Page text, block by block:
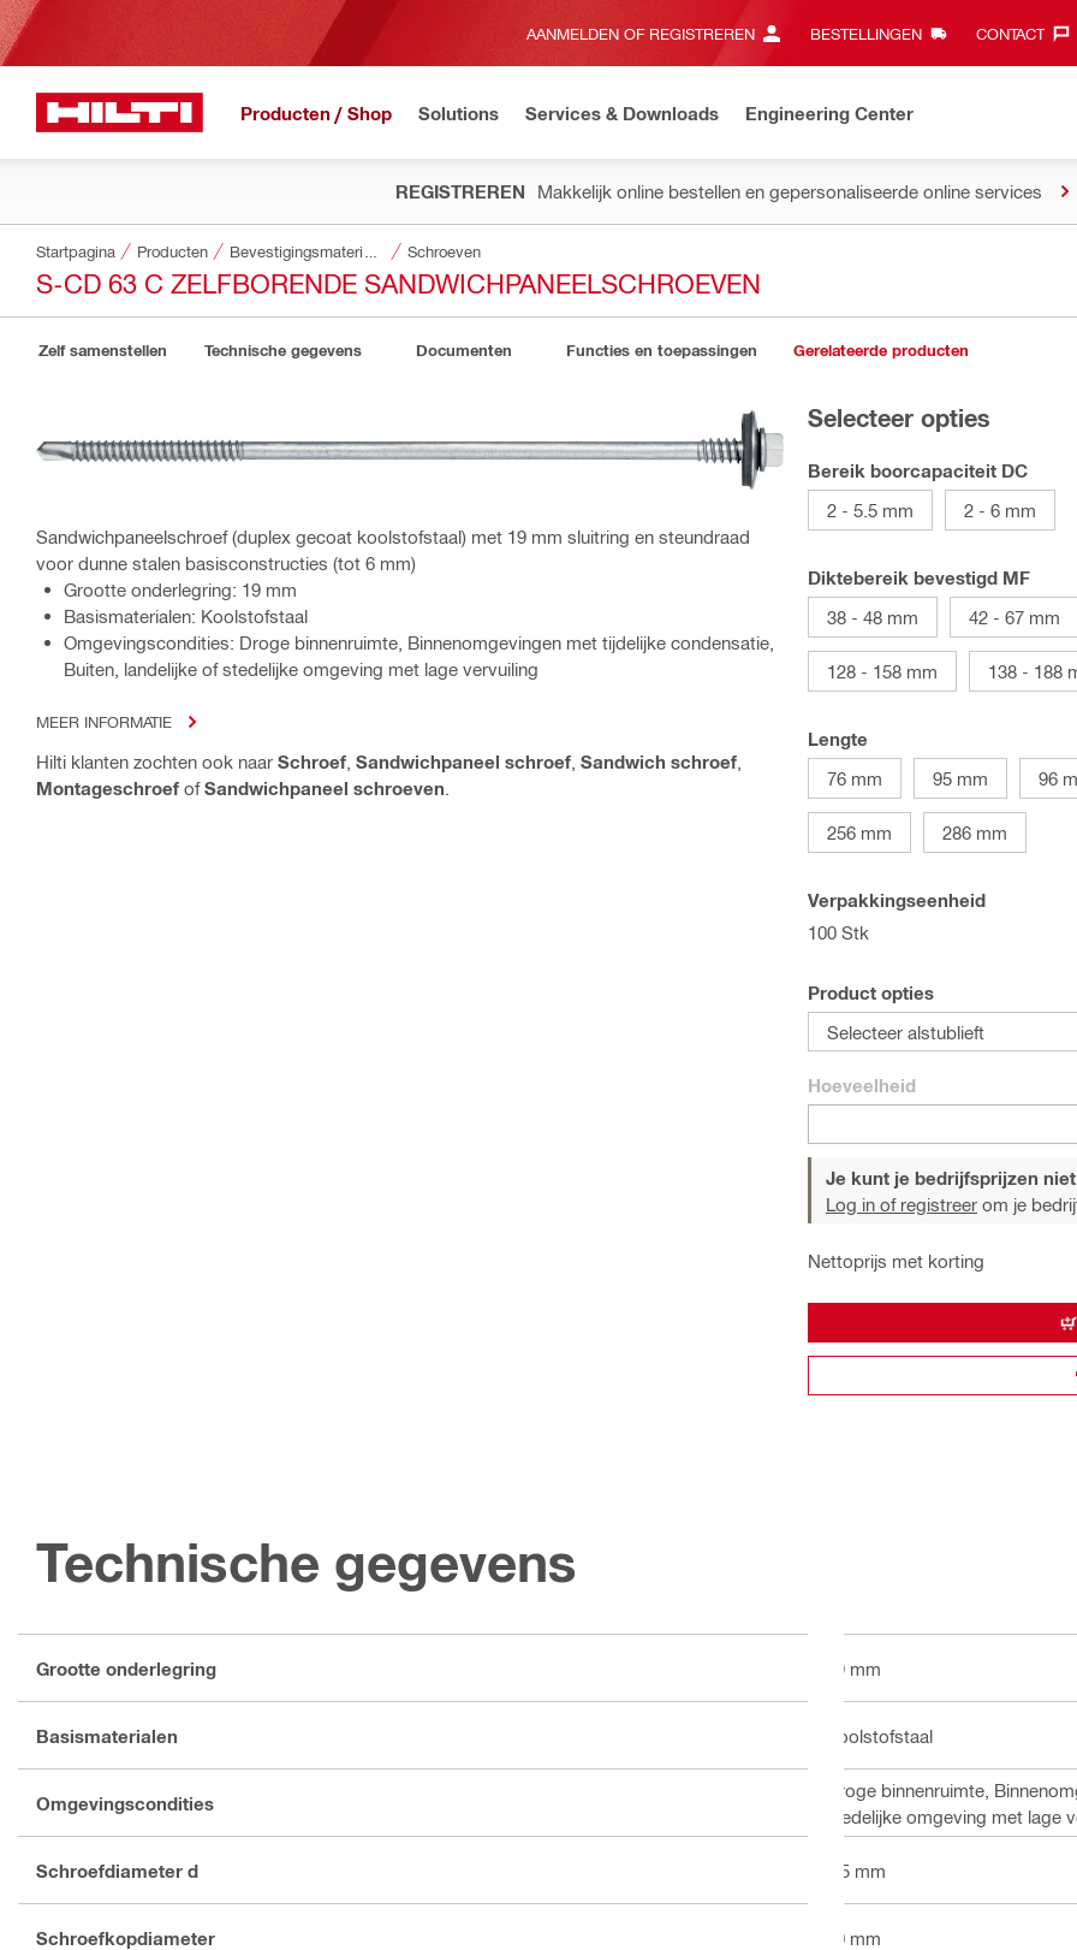
AANMELDEN OF REGISTREREN BESTELLINGEN CONTACT‎
Producten / Shop Solutions Services & Downloads Engineering Center
REGISTREREN Makkelijk online bestellen en gepersonaliseerde online services
Startpagina Producten Schroeven
S-CD 63 C ZELFBORENDE SANDWICHPANEELSCHROEVEN
Zelf samenstellen Technische gegevens Documenten Functies en toepassingen Gerelateerde producten
Sandwichpaneelschroef (duplex gecoat koolstofstaal) met 19 mm sluitring en steundraad
voor dunne stalen basisconstructies (tot 6 mm)
Grootte onderlegring: 19 mm
Basismaterialen: Koolstofstaal
Omgevingscondities: Droge binnenruimte, Binnenomgevingen met tijdelijke condensatie,
Buiten, landelijke of stedelijke omgeving met lage vervuiling
MEER INFORMATIE
Hilti klanten zochten ook naar Schroef Sandwichpaneel schroef Sandwich schroef
Montageschroef ofSandwichpaneel schroeven
Selecteer opties
Bereik boorcapaciteit DC
2 - 5.5 mm
2 - 6 mm
Diktebereik bevestigd MF
38 - 48 mm
42 - 67 mm
128 - 158 mm 138 - 188
Lengte
76 mm
95 mm 96
256 mm 286 mm
Verpakkingseenheid
100 Stk
Product opties
Selecteer alstublieft
Hoeveelheid
Je kunt je bedrijfsprijzen
Log in of registreer om je
Nettoprijs met korting
Technische gegevens
Grootte onderlegring 19 mm
Basismaterialen Koolstofstaal
Omgevingscondities
Droge binnenruimte,
stedelijke omgeving met lage
Schroefdiameter d 5.5 mm
Schroefkopdiameter 10 mm